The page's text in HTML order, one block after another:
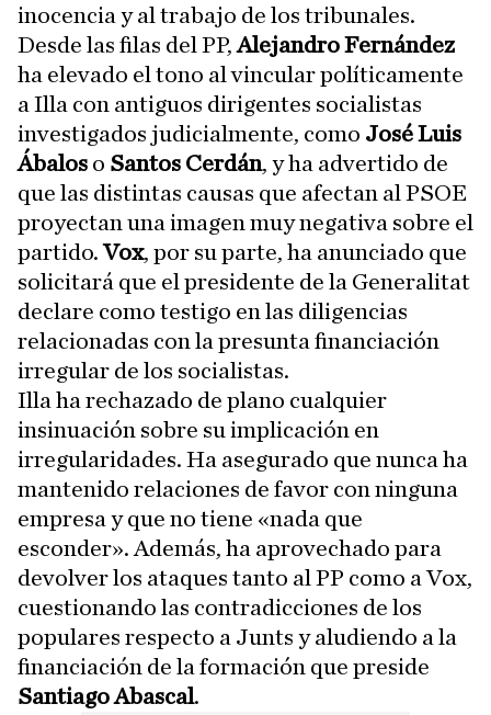
inocencia y al trabajo de los tribunales.
Desde las filas del PP,Alejandro Fernández
ha elevado el tono al vincular políticamente
a Illa con antiguos dirigentes socialistas
investigados judicialmente, como José Luis
Ábalos o Santos Cerdán, y ha advertido de
que las distintas causas que afectan al PSOE
proyectan una imagen muy negativa sobre el
partido.Vox, por su parte, ha anunciado que
solicitará que el presidente de la Generalitat
declare como testigo en las diligencias
relacionadas con la presunta financiación
irregular de los socialistas.
Illa ha rechazado de plano cualquier
insinuación sobre su implicación en
irregularidades. Ha asegurado que nunca ha
mantenido relaciones de favor con ninguna
empresa y que no tiene «nada que
esconder». Además, ha aprovechado para
devolver los ataques tanto al PP como a Vox,
cuestionando las contradicciones de los
populares respecto a Junts y aludiendo a la
financiación de la formación que preside
Santiago Abascal.